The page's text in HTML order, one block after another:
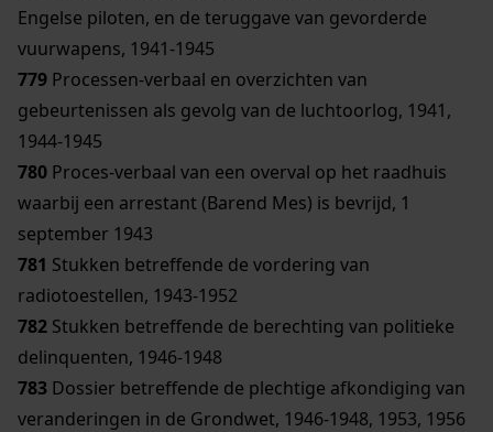
Engelse piloten, en de teruggave van gevorderde
vuurwapens, 1941-1945
779 Processen-verbaal en overzichten van
gebeurtenissen als gevolg van de luchtoorlog, 1941,
1944-1945
780 Proces-verbaal van een overval op het raadhuis
waarbij een arrestant (Barend Mes) is bevrijd, 1
september 1943
781 Stukken betreffende de vordering van
radiotoestellen, 1943-1952
782 Stukken betreffende de berechting van politieke
delinquenten, 1946-1948
783 Dossier betreffende de plechtige afkondiging van
veranderingen in de Grondwet, 1946-1948, 1953, 1956